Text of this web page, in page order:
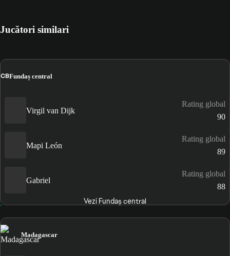
Jucători similari
CBFundaș central
Virgil van Dijk
Rating global
90
Mapi León
Rating global
89
Gabriel
Rating global
88
Vezi Fundaș central
Madagascar